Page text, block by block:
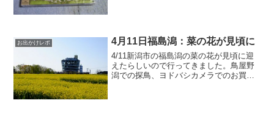
お出かけレポ 4月11日福島潟：菜の花が見頃に
4/11新潟市の福島潟の菜の花が見頃に迎
えたらしいので行ってきました。鳥屋野
潟での探鳥、ヨドバシカメラでのお買い